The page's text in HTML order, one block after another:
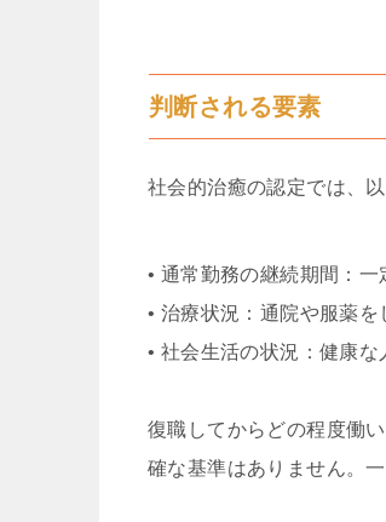
判断される要素
社会的治癒の認定では、
• 通常勤務の継続期間：
• 治療状況：通院や服薬
• 社会生活の状況：健康
復職してからどの程度働
確な基準はありません。